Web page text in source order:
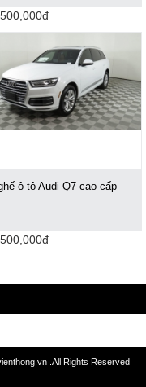
ô tô Audi Q7 cao cấp
.All Rights Reserved